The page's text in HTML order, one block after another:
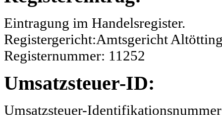
Eintragung im Handelsregister.
Registergericht:Amtsgericht
Registernummer: 11252
Umsatzsteuer-ID:
Umsatzsteuer-